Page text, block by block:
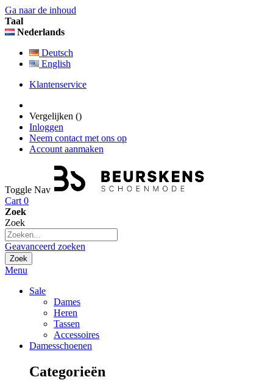
Ga naar de inhoud
Taal
Nederlands
Deutsch
English
Klantenservice
Vergelijken ()
Inloggen
Neem contact met ons op
Account aanmaken
Toggle Nav
Cart 0
Zoek
Zoek
Geavanceerd zoeken
Zoek
Menu
Sale
Dames
Heren
Tassen
Accessoires
Damesschoenen
Categorieën